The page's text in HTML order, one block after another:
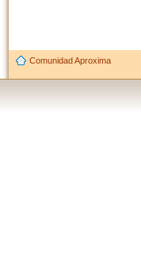
Comunidad Aproxima